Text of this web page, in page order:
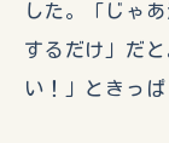
した。「じゃ
するだけ」だ
い！」ときっ